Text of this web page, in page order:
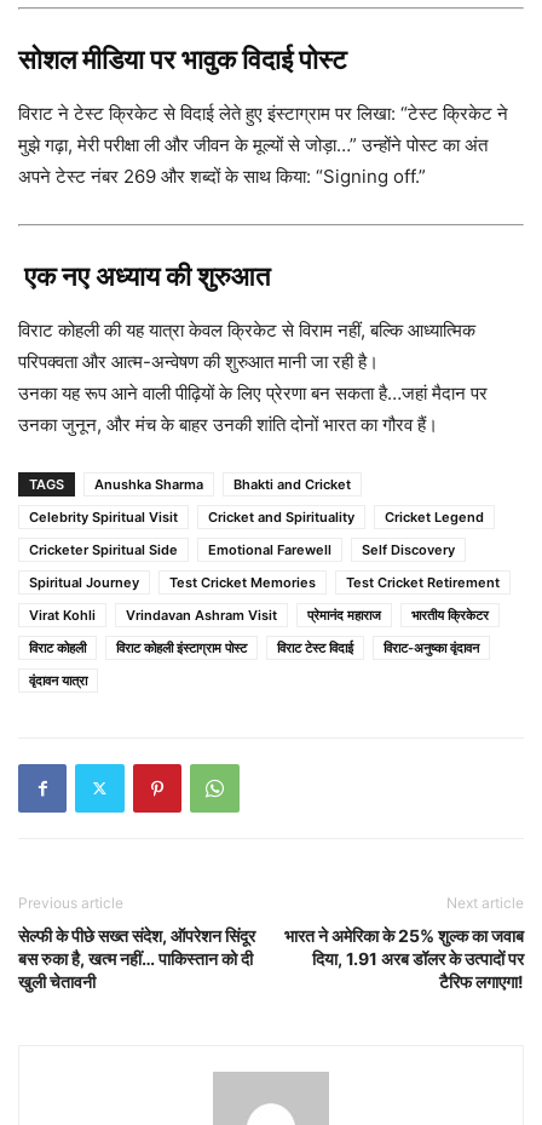
सोशल मीडिया पर भावुक विदाई पोस्ट
विराट ने टेस्ट क्रिकेट से विदाई लेते हुए इंस्टाग्राम पर लिखा: “टेस्ट क्रिकेट ने
मुझे गढ़ा, मेरी परीक्षा ली और जीवन के मूल्यों से जोड़ा…” उन्होंने पोस्ट का अंत
अपने टेस्ट नंबर 269 और शब्दों के साथ किया: “Signing off.”
एक नए अध्याय की शुरुआत
विराट कोहली की यह यात्रा केवल क्रिकेट से विराम नहीं, बल्कि आध्यात्मिक
परिपक्वता और आत्म-अन्वेषण की शुरुआत मानी जा रही है।
उनका यह रूप आने वाली पीढ़ियों के लिए प्रेरणा बन सकता है…जहां मैदान पर
उनका जुनून, और मंच के बाहर उनकी शांति दोनों भारत का गौरव हैं।
TAGS Anushka Sharma
Bhakti and Cricket
Celebrity Spiritual Visit
Cricket and Spirituality
Cricket Legend
Cricketer Spiritual Side
Emotional Farewell
Self Discovery
Spiritual Journey
Test Cricket Memories
Test Cricket Retirement
Virat Kohli
Vrindavan Ashram Visit प्रेमानंद महाराज
भारतीय क्रिकेटर
विराट कोहली
विराट कोहली इंस्टाग्राम पोस्ट विराट टेस्ट विदाई
विराट-अनुष्का वृंदावन
वृंदावन यात्रा
Previous article
सेल्फी के पीछे सख्त संदेश, ऑपरेशन सिंदूर
बस रुका है, खत्म नहीं… पाकिस्तान को दी
खुली चेतावनी
Next article
भारत ने अमेरिका के 25% शुल्क का जवाब
दिया, 1.91 अरब डॉलर के उत्पादों पर
टैरिफ लगाएगा!